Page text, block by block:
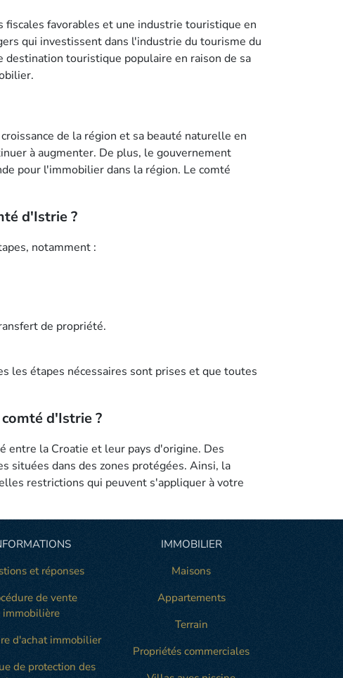
favorables et une industrie touristique en
qui investissent dans l'industrie du tourisme du
destination touristique populaire en raison de sa
de la région et sa beauté naturelle en
à augmenter. De plus, le gouvernement
pour l'immobilier dans la région. Le comté
d'Istrie ?
notamment :
de propriété.
les étapes nécessaires sont prises et que toutes
d'Istrie ?
entre la Croatie et leur pays d'origine. Des
situées dans des zones protégées. Ainsi, la
restrictions qui peuvent s'appliquer à votre
et réponses
de vente
immobilière
d'achat immobilier
de protection des
IMMOBILIER
Maisons
Appartements
Terrain
Propriétés commerciales